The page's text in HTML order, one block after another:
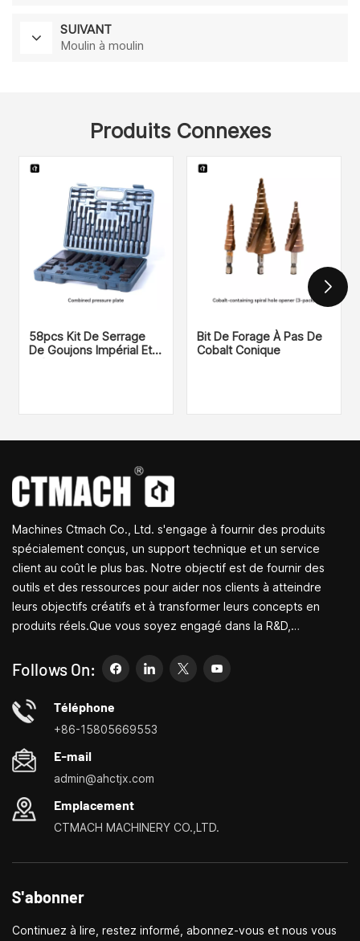
SUIVANT
Moulin à moulin
Produits Connexes
58pcs Kit De Serrage
De Goujons Impérial Et
Bit De Forage À Pas De
Cobalt Conique
Machines Ctmach Co., Ltd. s'engage à fournir des produits
spécialement conçus, un support technique et un service
client au coût le plus bas. Notre objectif est de fournir des
outils et des ressources pour aider nos clients à atteindre
leurs objectifs créatifs et à transformer leurs concepts en
produits réels.Que vous soyez engagé dans la R&D,
entrepreneur créatif, les petites machines-outils de Bite
peuvent vous permettre de répondre à vos besoins plus
facilement, plus rapidement et de manière plus
économique.Spécialisé dans les centres de personnalisation
les perceuses et fraiseuses domestiques, les petits
tournages, perçages et fraisages multifonctionnels
Follows On:
Téléphone
+86-15805669553
E-mail
admin@ahctjx.com
Emplacement
CTMACH MACHINERY CO.,LTD.
S'abonner
Continuez à lire, restez informé, abonnez-vous et nous vous